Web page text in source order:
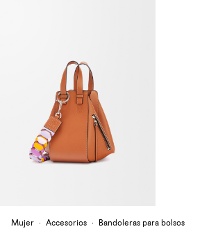
Mujer Accesorios Bandoleras para bolsos